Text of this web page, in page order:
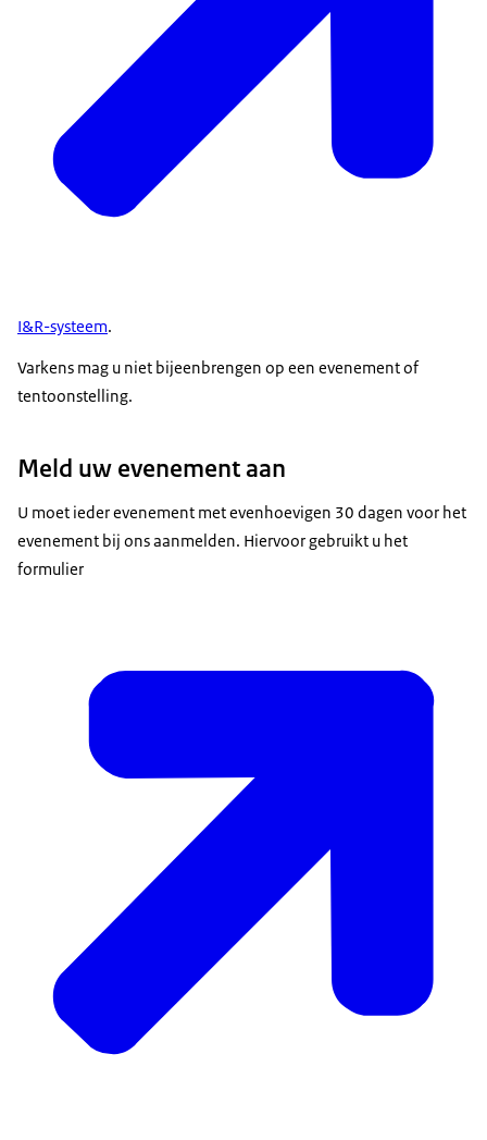
I&R-systeem.
Varkens mag u niet bijeenbrengen op een evenement of
tentoonstelling.
Meld uw evenement aan
U moet ieder evenement met evenhoevigen 30 dagen voor het
evenement bij ons aanmelden. Hiervoor gebruikt u het
formulier